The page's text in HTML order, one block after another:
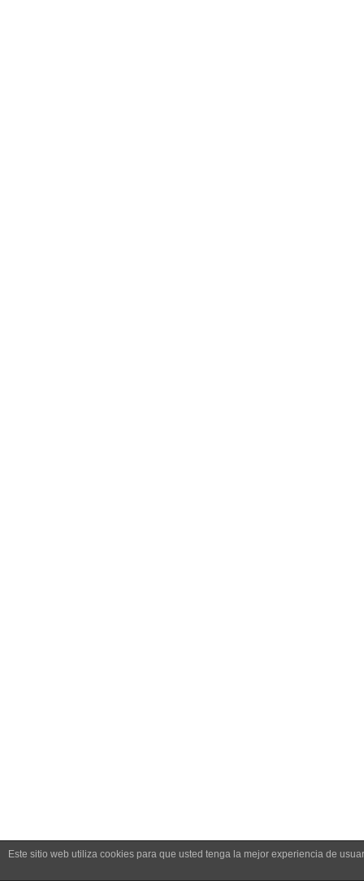
Este sitio web utiliza cookies para que usted tenga la mejor experiencia de